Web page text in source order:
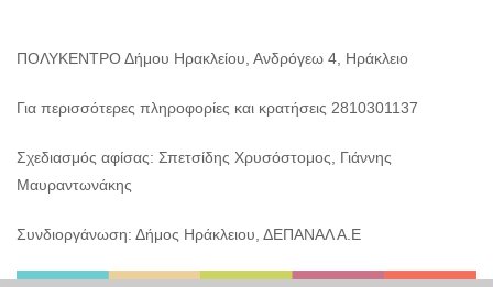
ΠΟΛΥΚΕΝΤΡΟ Δήμου Ηρακλείου, Ανδρόγεω 4, Ηράκλειο
Για περισσότερες πληροφορίες και κρατήσεις 2810301137
Σχεδιασμός αφίσας: Σπετσίδης Χρυσόστομος, Γιάννης
Μαυραντωνάκης
Συνδιοργάνωση: Δήμος Ηράκλειου, ΔΕΠΑΝΑΛ Α.Ε